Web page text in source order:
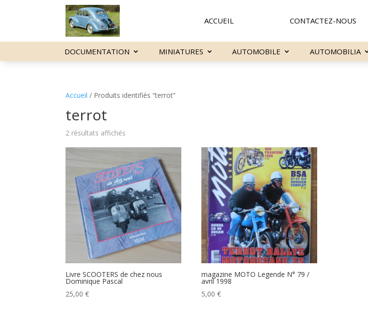
ACCUEIL CONTACTEZ-NOUS
DOCUMENTATION MINIATURES AUTOMOBILE AUTOMOBILIA
Accueil / Produits identifiés “terrot”
terrot
2 résultats affichés
Livre SCOOTERS de chez nous
Dominique Pascal
25,00€
magazine MOTO Legende N° 79 /
avril 1998
5,00€